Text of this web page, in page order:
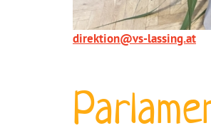
direktion@vs-lassing.at